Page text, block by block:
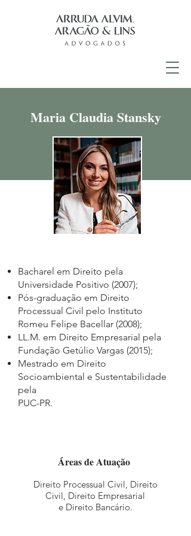
Maria Claudia Stansky
Bacharel em Direito pela
Universidade Positivo (2007);
Pós-graduação em Direito
Processual Civil pelo Instituto
Romeu Felipe Bacellar (2008);
LL.M. em Direito Empresarial pela
Fundação Getúlio Vargas (2015);
Mestrado em Direito
Socioambiental e Sustentabilidade
pela
PUC-PR.
Áreas de Atuação
Direito Processual Civil, Direito
Civil, Direito Empresarial
e Direito Bancário.